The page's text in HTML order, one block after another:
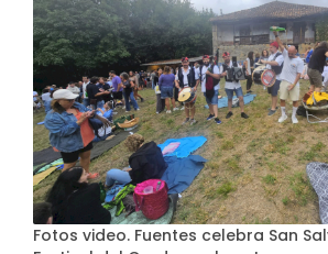
Fotos video. Fuentes celebra San